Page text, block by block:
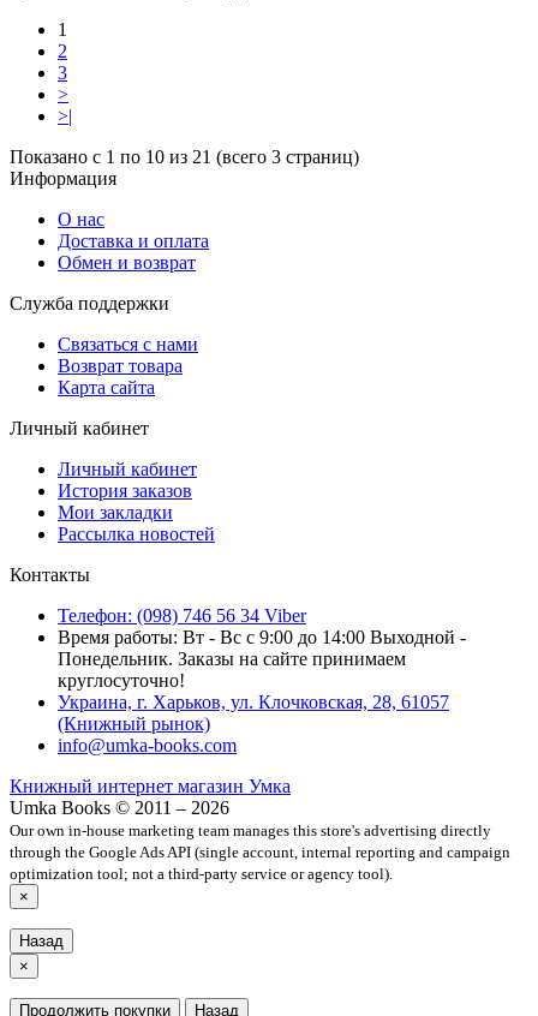
1
2
3
>
>|
Показано с 1 по 10 из 21 (всего 3 страниц)
Информация
О нас
Доставка и оплата
Обмен и возврат
Служба поддержки
Связаться с нами
Возврат товара
Карта сайта
Личный кабинет
Личный кабинет
История заказов
Мои закладки
Рассылка новостей
Контакты
Телефон: (098) 746 56 34 Viber
Время работы: Вт - Вс с 9:00 до 14:00 Выходной -
Понедельник. Заказы на сайте принимаем
круглосуточно!
Украина, г. Харьков, ул. Клочковская, 28, 61057
(Книжный рынок)
info@umka-books.com
Книжный интернет магазин Умка
Umka Books © 2011 – 2026
Our own in-house marketing team manages this store's advertising directly
through the Google Ads API (single account, internal reporting and campaign
optimization tool; not a third-party service or agency tool).
×
Назад
×
Продолжить покупки Назад